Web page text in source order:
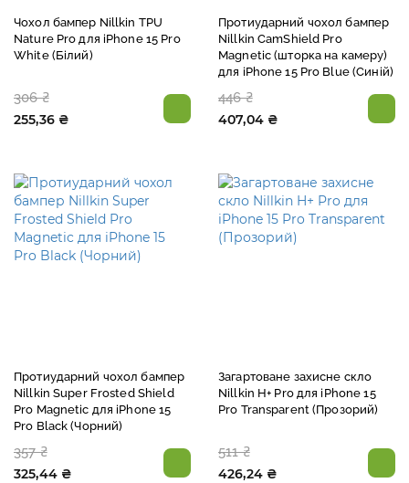
Чохол бампер Nillkin TPU
Nature Pro для iPhone 15 Pro
White (Білий)
306 ₴
255,36 ₴
Протиударний чохол бампер
Nillkin CamShield Pro
Magnetic (шторка на камеру)
для iPhone 15 Pro Blue (Синій)
446 ₴
407,04 ₴
Протиударний чохол бампер
Nillkin Super Frosted Shield
Pro Magnetic для iPhone 15
Pro Black (Чорний)
357 ₴
325,44 ₴
Загартоване захисне скло
Nillkin H+ Pro для iPhone 15
Pro Transparent (Прозорий)
511 ₴
426,24 ₴